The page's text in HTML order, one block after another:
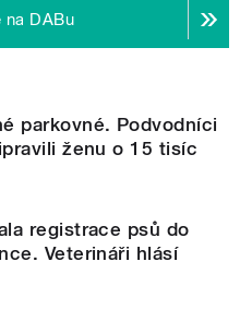
na DABu
parkovné. Podvodníci
ženu o 15 tisíc
registrace psů do
Veterináři hlásí